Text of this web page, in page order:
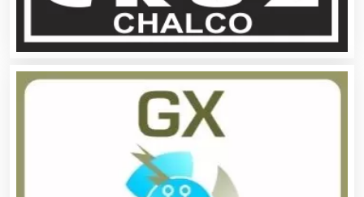
Asociaciones Civiles
Asociaciones Empresariales
Audio, Sonido e Iluminación
Audios para Eventos